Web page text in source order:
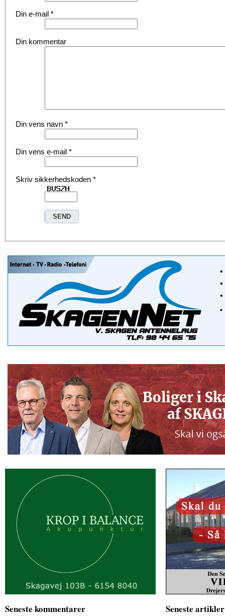
Din e-mail *
Din kommentar
Din vens navn *
Din vens e-mail *
Skriv sikkerhedskoden *
Seneste kommentarer Seneste artikler